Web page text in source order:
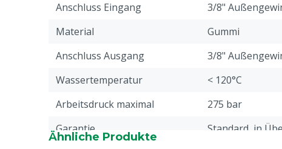
Anschluss Eingang
3/8"
Material
Gummi
Anschluss Ausgang
3/8"
Wassertemperatur
< 120°C
Arbeitsdruck maximal
275 bar
Garantie
Standard, in
Ähnliche Produkte